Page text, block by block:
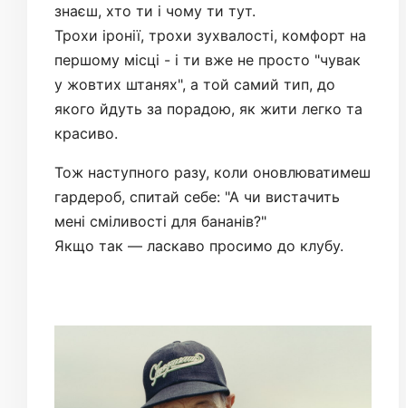
знаєш, хто ти і чому ти тут.
Трохи іронії, трохи зухвалості, комфорт на
першому місці - і ти вже не просто "чувак
у жовтих штанях", а той самий тип, до
якого йдуть за порадою, як жити легко та
красиво.
Тож наступного разу, коли оновлюватимеш
гардероб, спитай себе: "А чи вистачить
мені сміливості для бананів?"
Якщо так — ласкаво просимо до клубу.